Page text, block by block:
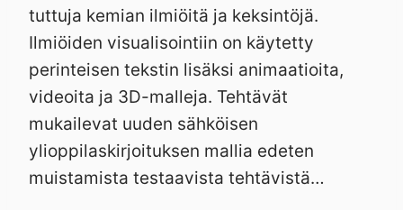
tuttuja kemian ilmiöitä ja keksintöjä.
Ilmiöiden visualisointiin on käytetty
perinteisen tekstin lisäksi animaatioita,
videoita ja 3D-malleja. Tehtävät
mukailevat uuden sähköisen
ylioppilaskirjoituksen mallia edeten
muistamista testaavista tehtävistä…